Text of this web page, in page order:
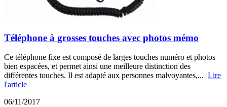
Téléphone à grosses touches avec photos mémo
Ce téléphone fixe est composé de larges touches numéro et photos
bien espacées, et permet ainsi une meilleure distinction des
différentes touches. Il est adapté aux personnes malvoyantes,... Lire
l'article
06/11/2017